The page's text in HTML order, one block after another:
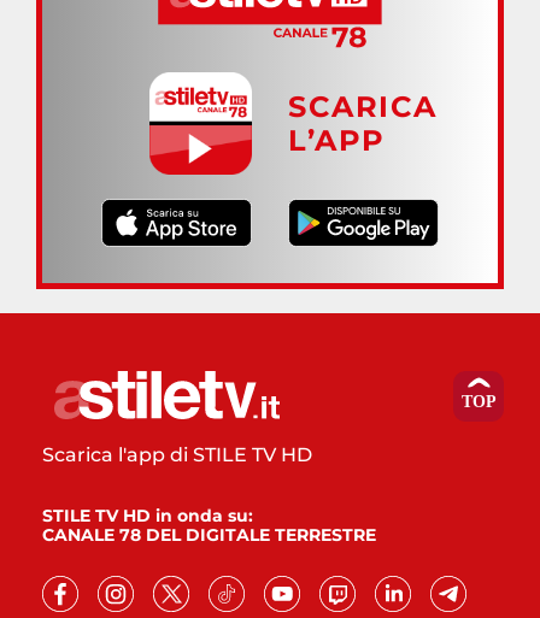
SCARICA
L’APP
Scarica l'app di STILE TV HD
STILE TV HD in onda su:
CANALE 78 DEL DIGITALE TERRESTRE